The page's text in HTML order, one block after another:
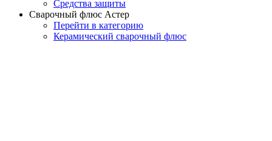
Средства защиты
Сварочный флюс Астер
Перейти в категорию
Керамический сварочный флюс